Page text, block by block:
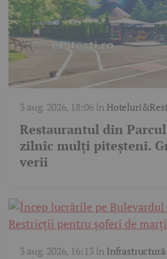
3 aug. 2026, 18:06în
Restaurantul din
zilnic mulți piteșteni.
verii
3 aug. 2026, 16:13în Infrastructură